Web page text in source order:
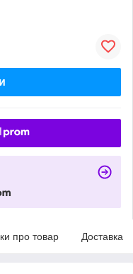
про товар Доставка